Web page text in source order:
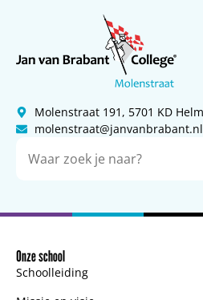
Molenstraat 191, 5701 KD
molenstraat@janvanbrabant.nl
Onze school
Schoolleiding